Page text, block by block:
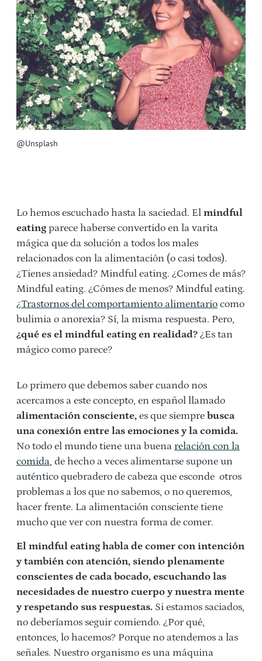
@Unsplash
Lo hemos escuchado hasta la saciedad. El mindful
eating parece haberse convertido en la varita
mágica que da solución a todos los males
relacionados con la alimentación (o casi todos).
¿Tienes ansiedad? Mindful eating. ¿Comes de más?
Mindful eating. ¿Cómes de menos? Mindful eating.
¿Trastornos del comportamiento alimentario como
bulimia o anorexia? Sí, la misma respuesta. Pero,
¿qué es el mindful eating en realidad? ¿Es tan
mágico como parece?
Lo primero que debemos saber cuando nos
acercamos a este concepto, en español llamado
alimentación consciente, es que siempre busca
una conexión entre las emociones y la comida.
No todo el mundo tiene una buena relación con la
comida, de hecho a veces alimentarse supone un
auténtico quebradero de cabeza que esconde otros
problemas a los que no sabemos, o no queremos,
hacer frente. La alimentación consciente tiene
mucho que ver con nuestra forma de comer.
El mindful eating habla de comer con intención
y también con atención, siendo plenamente
conscientes de cada bocado, escuchando las
necesidades de nuestro cuerpo y nuestra mente
y respetando sus respuestas. Si estamos saciados,
no deberíamos seguir comiendo. ¿Por qué,
entonces, lo hacemos? Porque no atendemos a las
señales. Nuestro organismo es una máquina